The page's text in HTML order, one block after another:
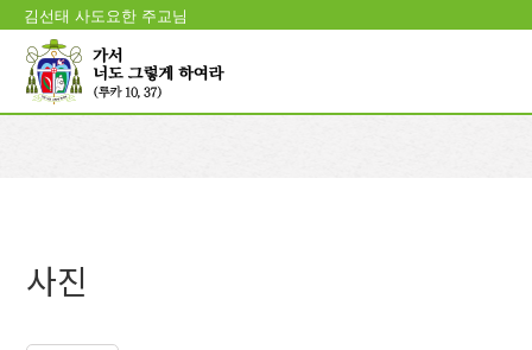
김선태 사도요한 주교님
사진